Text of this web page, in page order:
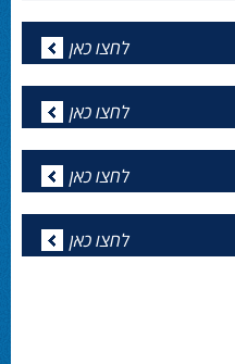
לחצו כאן
לחצו כאן
לחצו כאן
לחצו כאן